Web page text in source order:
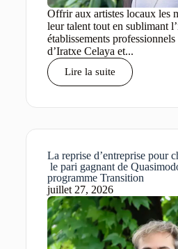
Offrir aux artistes locaux les
leur talent tout en sublimant
établissements
d’Iratxe Celaya et...
Lire la suite
La reprise d’entreprise pour
le pari gagnant de
programme Transition
juillet 27, 2026